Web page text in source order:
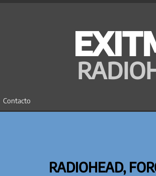
Contacto
RADIOHEAD,